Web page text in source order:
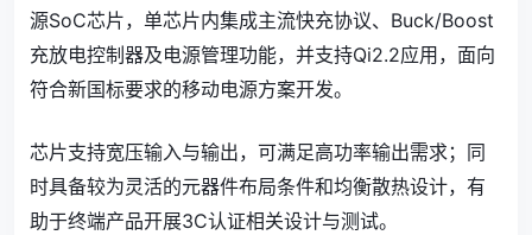
源SoC芯片，单芯片内集成主流快充协议、Buck/Boost
充放电控制器及电源管理功能，并支持Qi2.2应用，面向
符合新国标要求的移动电源方案开发。
芯片支持宽压输入与输出，可满足高功率输出需求；同
时具备较为灵活的元器件布局条件和均衡散热设计，有
助于终端产品开展3C认证相关设计与测试。